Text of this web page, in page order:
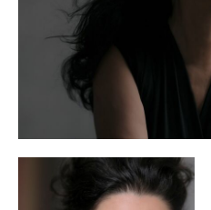
Neuinszenierung von
Zürich, Brangäne (Tristan und
Oper Berlin, Mary (Der
(Capriccio) an der
Carmen am Covent Garden
Burg) beim Edinburgh
der Komischen Oper Berlin,
Santiago de Chile, sowie ihr
Erwartung beim WDR.
Tanja Ariane Baumgartner
Ensemble der Oper Frankfurt.